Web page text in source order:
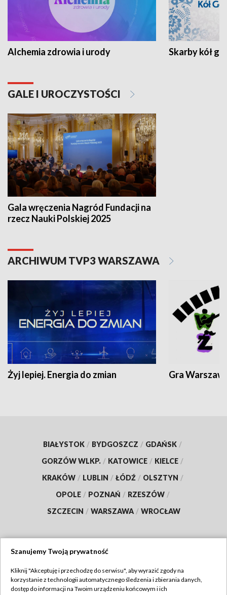
Alchemia zdrowia i urody Skarby kół
GALE I UROCZYSTOŚCI
Gala wręczenia Nagród Fundacji na
rzecz Nauki Polskiej 2025
ARCHIWUM TVP3 WARSZAWA
Żyj lepiej. Energia do zmian Gra
BIAŁYSTOK / BYDGOSZCZ / GDAŃSK /
GORZÓW WLKP. / KATOWICE / KIELCE /
KRAKÓW / LUBLIN / ŁÓDŹ / OLSZTYN /
OPOLE / POZNAŃ / RZESZÓW /
SZCZECIN / WARSZAWA / WROCŁAW
TVP
Szanujemy Twoją prywatność
Kliknij "Akceptuję i przechodzę do serwisu", aby wyrazić zgody na
korzystanie z technologii automatycznego śledzenia i zbierania danych,
dostęp do informacji na Twoim urządzeniu końcowym i ich